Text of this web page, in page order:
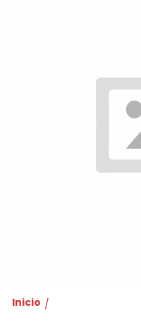
Inicio /